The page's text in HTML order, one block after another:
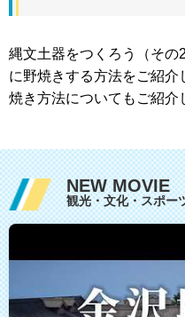
縄文土器をつくろう（そ
に野焼きする方法をご紹
焼き方法についてもご紹介
NEW MOVIE
観光・文化・スポー